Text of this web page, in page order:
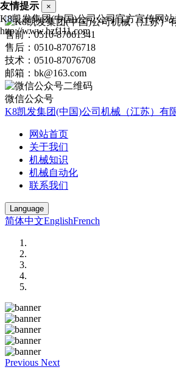
售前：0510-87061341
售后：0510-87076718
技术：0510-87076708
邮箱：bk@163.com
微信公众号
K8凯发集团(中国)公司机械（江苏）有
网站首页
关于我们
机械知识
机械自动化
联系我们
Language
简体中文EnglishFrench
Previous Next
友情提示 ×
K8凯发集团(中国)公司公司官方宣传网
http://www.hzf111.com